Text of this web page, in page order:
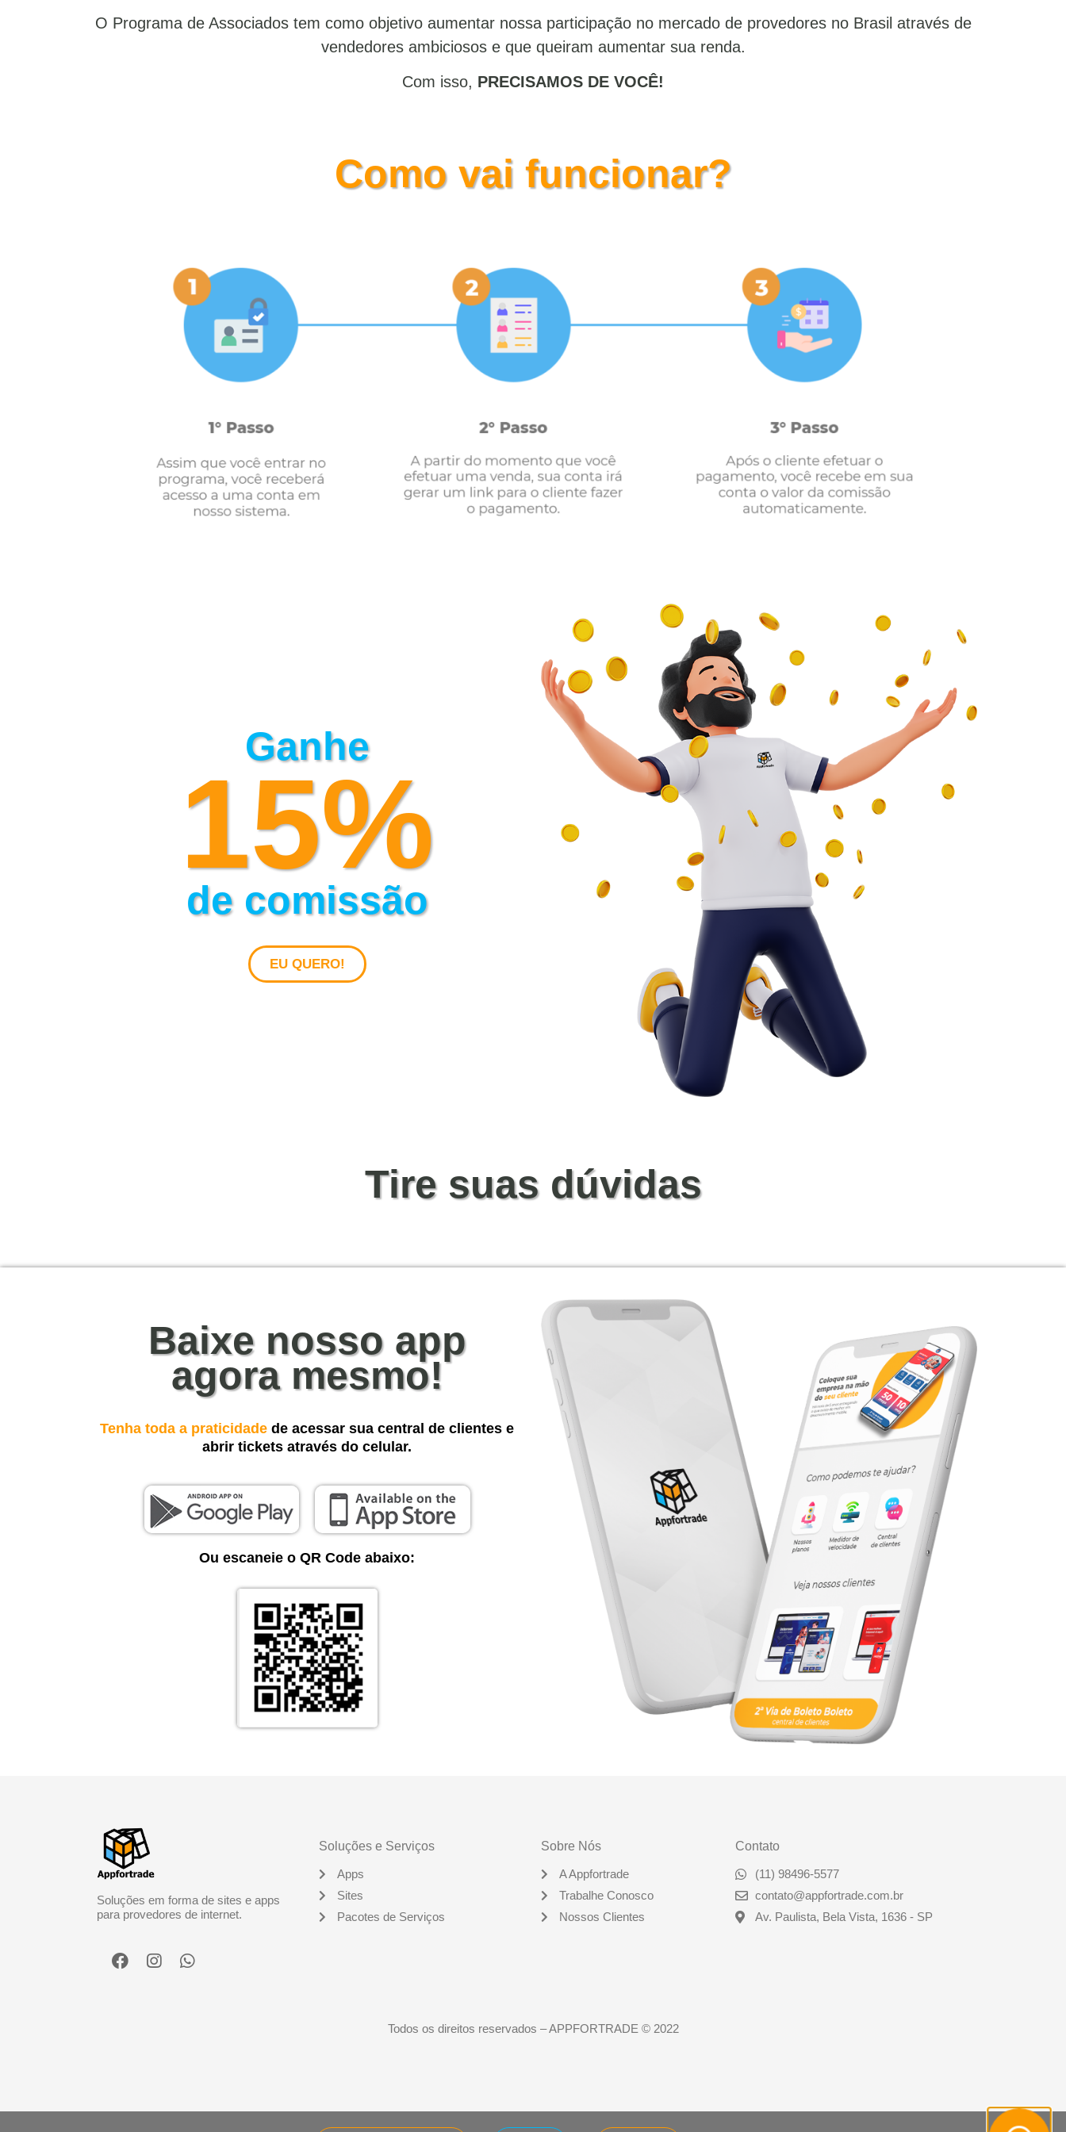
O Programa de Associados tem como objetivo aumentar nossa participação no mercado de provedores no Brasil através de
vendedores ambiciosos e que queiram aumentar sua renda.
Com isso, PRECISAMOS DE VOCÊ!
Como vai funcionar?
Ganhe
15%
de comissão
EU QUERO!
Tire suas dúvidas
Baixe nosso app
agora mesmo!
Tenha toda a praticidade de acessar sua central de clientes e
abrir tickets através do celular.
Ou escaneie o QR Code abaixo:
Soluções em forma de sites e apps
para provedores de internet.
Soluções e Serviços
Apps
Sites
Pacotes de Serviços
Sobre Nós
A Appfortrade
Trabalhe Conosco
Nossos Clientes
Contato
(11) 98496-5577
contato@appfortrade.com.br
Av. Paulista, Bela Vista, 1636 - SP
Todos os direitos reservados – APPFORTRADE © 2022